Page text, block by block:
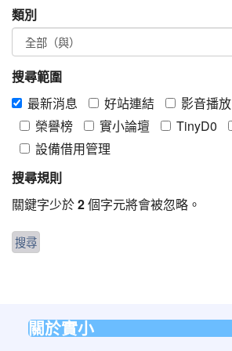
類別
搜尋範圍
最新消息
好站連結 影音播放
榮譽榜
實小論壇 TinyD0
設備借用管理
搜尋規則
關鍵字少於2個字元將會被忽略。
關於實小